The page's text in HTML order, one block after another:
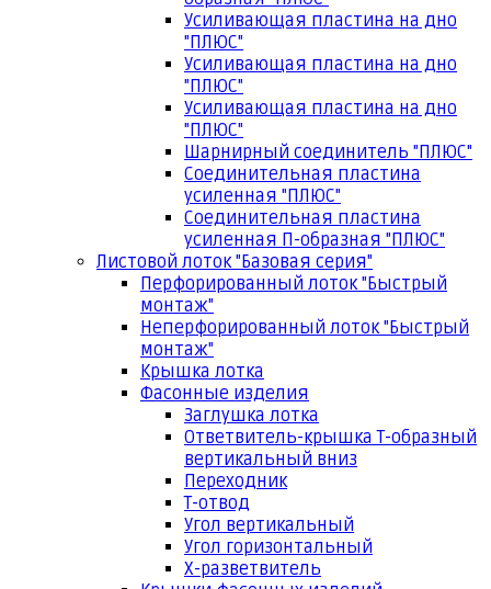
Усиливающая пластина на дно
"ПЛЮС"
Усиливающая пластина на дно
"ПЛЮС"
Усиливающая пластина на дно
"ПЛЮС"
Шарнирный соединитель "ПЛЮС"
Соединительная пластина
усиленная "ПЛЮС"
Соединительная пластина
усиленная П-образная "ПЛЮС"
Листовой лоток "Базовая серия"
Перфорированный лоток "Быстрый
монтаж"
Неперфорированный лоток "Быстрый
монтаж"
Крышка лотка
Фасонные изделия
Заглушка лотка
Ответвитель-крышка Т-образный
вертикальный вниз
Переходник
Т-отвод
Угол вертикальный
Угол горизонтальный
Х-разветвитель